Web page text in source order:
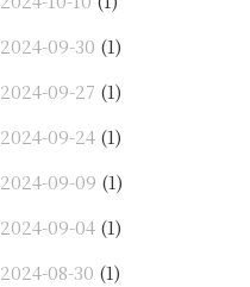
2024-09-30 (1)
2024-09-27 (1)
2024-09-24 (1)
2024-09-09 (1)
2024-09-04 (1)
2024-08-30 (1)